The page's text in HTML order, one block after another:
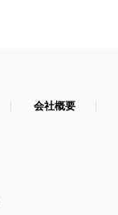
会社概要